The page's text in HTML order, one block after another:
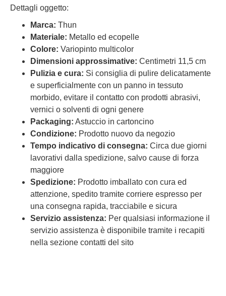
Dettagli oggetto:
Marca: Thun
Materiale: Metallo ed ecopelle
Colore: Variopinto multicolor
Dimensioni approssimative: Centimetri 11,5 cm
Pulizia e cura: Si consiglia di pulire delicatamente
e superficialmente con un panno in tessuto
morbido, evitare il contatto con prodotti abrasivi,
vernici o solventi di ogni genere
Packaging: Astuccio in cartoncino
Condizione: Prodotto nuovo da negozio
Tempo indicativo di consegna: Circa due giorni
lavorativi dalla spedizione, salvo cause di forza
maggiore
Spedizione: Prodotto imballato con cura ed
attenzione, spedito tramite corriere espresso per
una consegna rapida, tracciabile e sicura
Servizio assistenza: Per qualsiasi informazione il
servizio assistenza è disponibile tramite i recapiti
nella sezione contatti del sito